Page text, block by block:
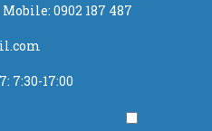
0902 187 487
7:30-17:00